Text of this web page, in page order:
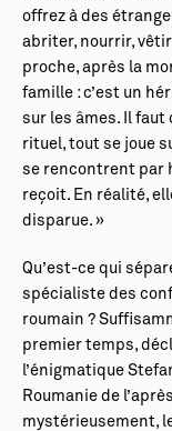
offrez à des
abriter, nourrir, vêtir
proche, après la
famille : c’est un
sur les âmes. Il faut
rituel, tout se joue
se rencontrent par
reçoit. En réalité,
disparue. »
Qu’est-ce qui
spécialiste des
roumain ?
premier temps,
l’énigmatique
Roumanie de
mystérieusement,